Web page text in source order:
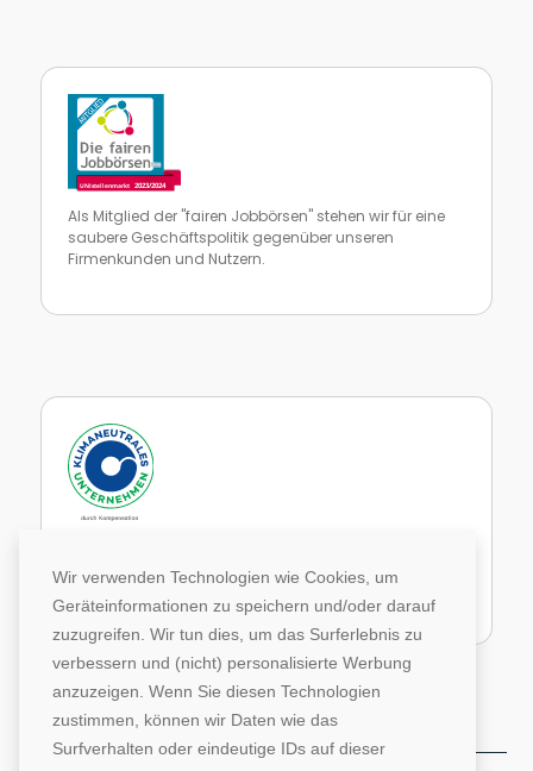
Wir verwenden Technologien wie Cookies, um
Geräteinformationen zu speichern und/oder darauf
zuzugreifen. Wir tun dies, um das Surferlebnis zu
verbessern und (nicht) personalisierte Werbung
anzuzeigen. Wenn Sie diesen Technologien
zustimmen, können wir Daten wie das
Surfverhalten oder eindeutige IDs auf dieser
Als Mitglied der "fairen Jobbörsen" stehen wir für eine
saubere Geschäftspolitik gegenüber unseren
Firmenkunden und Nutzern.
Emissionen durch weltweite Projekte aus.
Zur Website von Climate Extender: Klimaneutrales Unternehmen